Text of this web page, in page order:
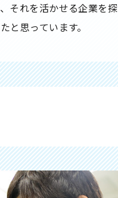
それを活かせる企業を探
と思っています。